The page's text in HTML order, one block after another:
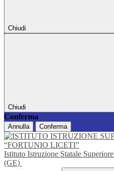
Chiudi
Chiudi
Conferma
Annulla Conferma
Istituto Istruzione Statale Superiore
(GE)